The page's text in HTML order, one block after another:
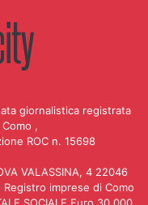
giornalistica registrata
,
ROC n. 15698
VALASSINA, 4 22046
Registro imprese di Como
SOCIALE Euro 30.000